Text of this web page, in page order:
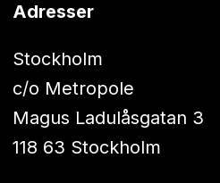
Adresser
Stockholm
c/o Metropole
Magus Ladulåsgatan 3
118 63 Stockholm